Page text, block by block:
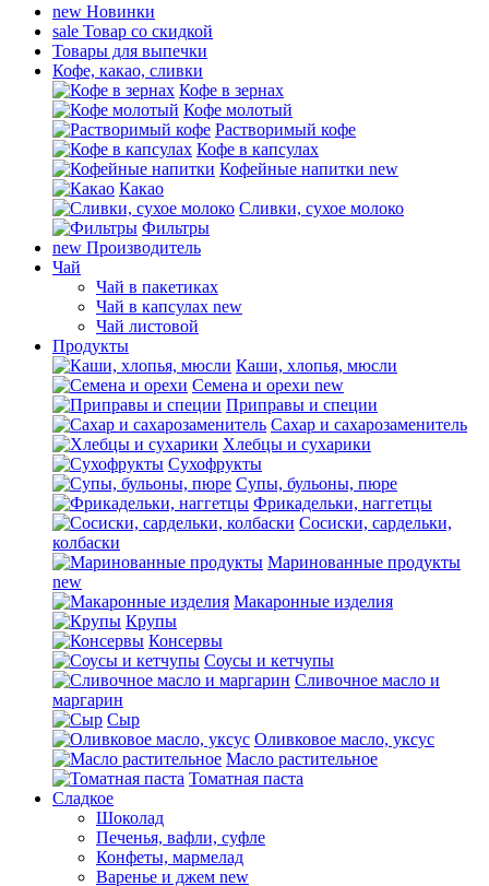
new Новинки
sale Товар со скидкой
Товары для выпечки
Кофе, какао, сливки
Кофе в зернах
Кофе молотый
Растворимый кофе
Кофе в капсулах
Кофейные напитки new
Какао
Сливки, сухое молоко
Фильтры
new Производитель
Чай
Чай в пакетиках
Чай в капсулах new
Чай листовой
Продукты
Каши, хлопья, мюсли
Семена и орехи new
Приправы и специи
Сахар и сахарозаменитель
Хлебцы и сухарики
Сухофрукты
Супы, бульоны, пюре
Фрикадельки, наггетцы
Сосиски, сардельки,
колбаски
Маринованные продукты
new
Макаронные изделия
Крупы
Консервы
Соусы и кетчупы
Сливочное масло и
маргарин
Сыр
Оливковое масло, уксус
Масло растительное
Томатная паста
Сладкое
Шоколад
Печенья, вафли, суфле
Конфеты, мармелад
Варенье и джем new